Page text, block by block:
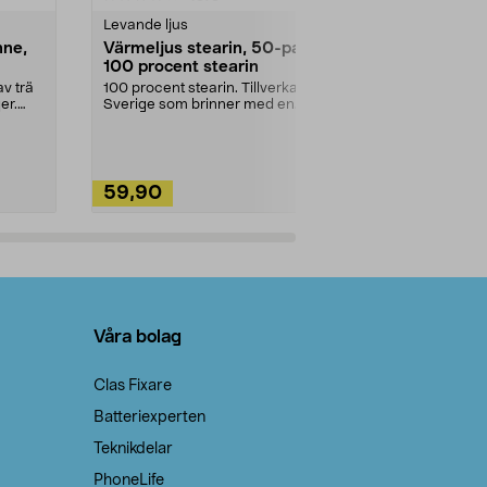
trä
Levande ljus
Värmeljus stearin, 50-pack,
100 procent stearin
100 procent stearin. Tillverkade i
Sverige som brinner med en
59,90
Våra bolag
Clas Fixare
Batteriexperten
Teknikdelar
PhoneLife